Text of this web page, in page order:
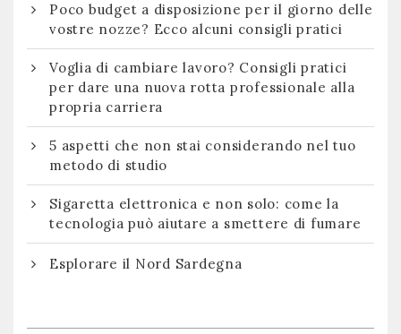
Poco budget a disposizione per il giorno delle
vostre nozze? Ecco alcuni consigli pratici
Voglia di cambiare lavoro? Consigli pratici
per dare una nuova rotta professionale alla
propria carriera
5 aspetti che non stai considerando nel tuo
metodo di studio
Sigaretta elettronica e non solo: come la
tecnologia può aiutare a smettere di fumare
Esplorare il Nord Sardegna